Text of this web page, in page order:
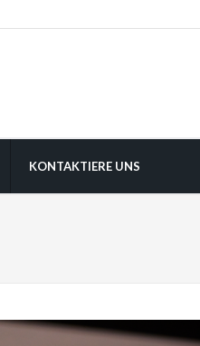
KONTAKTIERE UNS